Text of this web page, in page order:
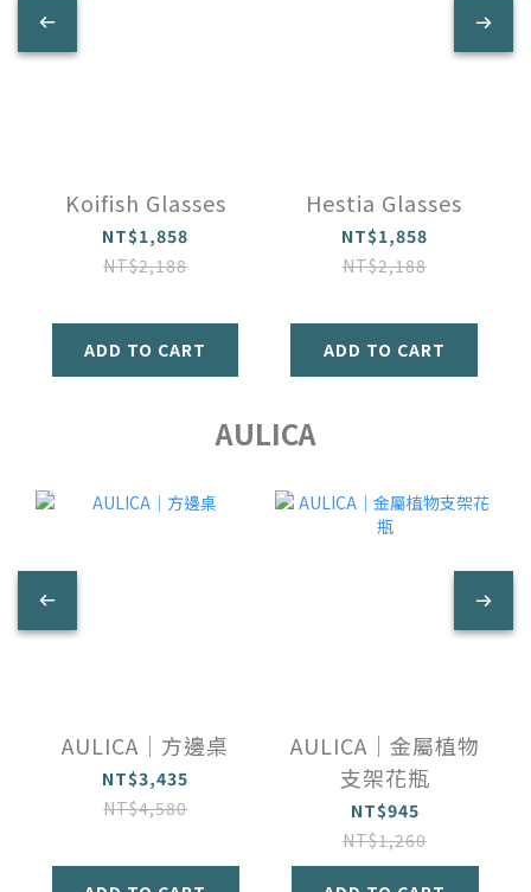
Koifish Glasses
NT$1,858
NT$2,188
ADD TO CART
Hestia Glasses
NT$1,858
NT$2,188
ADD TO CART
AULICA
AULICA｜方邊桌
NT$3,435
NT$4,580
AULICA｜金屬植物
支架花瓶
NT$945
NT$1,260